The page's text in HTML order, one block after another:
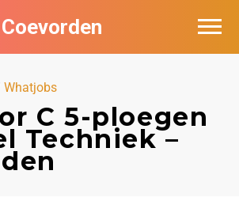
Whatjobs
C 5-ploegen
Techniek –